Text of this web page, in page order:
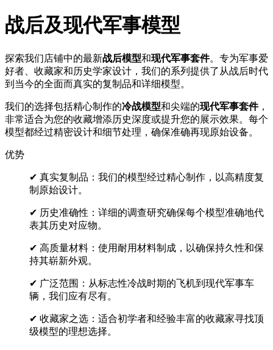
战后及现代军事模型
探索我们店铺中的最新战后模型和现代军事套件。专为军事爱
好者、收藏家和历史学家设计，我们的系列提供了从战后时代
到当今的全面而真实的复制品和详细模型。
我们的选择包括精心制作的冷战模型和尖端的现代军事套件，
非常适合为您的收藏增添历史深度或提升您的展示效果。每个
模型都经过精密设计和细节处理，确保准确再现原始设备。
优势
✔ 真实复制品：我们的模型经过精心制作，以高精度复
制原始设计。
✔ 历史准确性：详细的调查研究确保每个模型准确地代
表其历史对应物。
✔ 高质量材料：使用耐用材料制成，以确保持久性和保
持其崭新外观。
✔ 广泛范围：从标志性冷战时期的飞机到现代军事车
辆，我们应有尽有。
✔ 收藏家之选：适合初学者和经验丰富的收藏家寻找顶
级模型的理想选择。